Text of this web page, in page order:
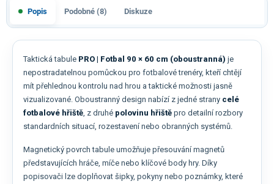
Popis Podobné (8) Diskuze
Taktická tabule PRO | Fotbal 90 × 60 cm (oboustranná) je
nepostradatelnou pomůckou pro fotbalové trenéry, kteří chtějí
mít přehlednou kontrolu nad hrou a taktické možnosti jasně
vizualizované. Oboustranný design nabízí z jedné strany celé
fotbalové hřiště , z druhé polovinu hřiště pro detailní rozbory
standardních situací, rozestavení nebo obranných systémů.
Magnetický povrch tabule umožňuje přesouvání magnetů
představujících hráče, míče nebo klíčové body hry. Díky
popisovači lze doplňovat šipky, pokyny nebo poznámky, které